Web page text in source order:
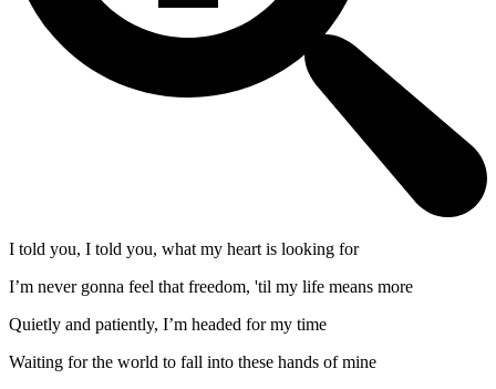
I told you, I told you, what my heart is looking for
I’m never gonna feel that freedom, 'til my life means more
Quietly and patiently, I’m headed for my time
Waiting for the world to fall into these hands of mine